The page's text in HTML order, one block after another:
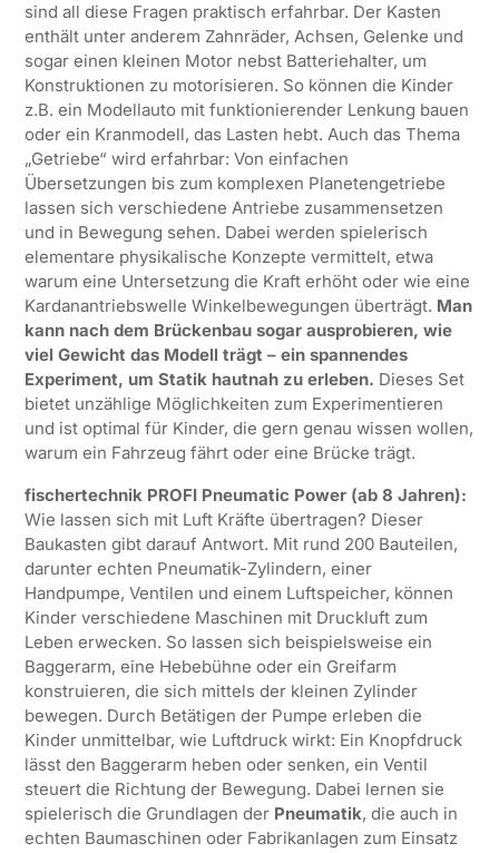
sind all diese Fragen praktisch erfahrbar. Der Kasten
enthält unter anderem Zahnräder, Achsen, Gelenke und
sogar einen kleinen Motor nebst Batteriehalter, um
Konstruktionen zu motorisieren. So können die Kinder
z.B. ein Modellauto mit funktionierender Lenkung bauen
oder ein Kranmodell, das Lasten hebt. Auch das Thema
„Getriebe“ wird erfahrbar: Von einfachen
Übersetzungen bis zum komplexen Planetengetriebe
lassen sich verschiedene Antriebe zusammensetzen
und in Bewegung sehen. Dabei werden spielerisch
elementare physikalische Konzepte vermittelt, etwa
warum eine Untersetzung die Kraft erhöht oder wie eine
Kardanantriebswelle Winkelbewegungen überträgt. Man
kann nach dem Brückenbau sogar ausprobieren, wie
viel Gewicht das Modell trägt – ein spannendes
Experiment, um Statik hautnah zu erleben. Dieses Set
bietet unzählige Möglichkeiten zum Experimentieren
und ist optimal für Kinder, die gern genau wissen wollen,
warum ein Fahrzeug fährt oder eine Brücke trägt.
fischertechnik PROFI Pneumatic Power (ab 8 Jahren):
Wie lassen sich mit Luft Kräfte übertragen? Dieser
Baukasten gibt darauf Antwort. Mit rund 200 Bauteilen,
darunter echten Pneumatik-Zylindern, einer
Handpumpe, Ventilen und einem Luftspeicher, können
Kinder verschiedene Maschinen mit Druckluft zum
Leben erwecken. So lassen sich beispielsweise ein
Baggerarm, eine Hebebühne oder ein Greifarm
konstruieren, die sich mittels der kleinen Zylinder
bewegen. Durch Betätigen der Pumpe erleben die
Kinder unmittelbar, wie Luftdruck wirkt: Ein Knopfdruck
lässt den Baggerarm heben oder senken, ein Ventil
steuert die Richtung der Bewegung. Dabei lernen sie
spielerisch die Grundlagen der Pneumatik, die auch in
echten Baumaschinen oder Fabrikanlagen zum Einsatz